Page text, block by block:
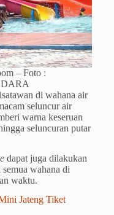
– Foto :
di wahana air
seluncur air
warna keseruan
seluncuran putar
dapat juga dilakukan
wahana di
waktu.
Jateng Tiket